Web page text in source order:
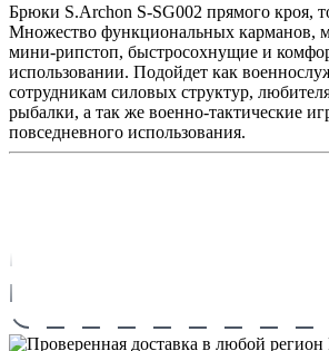
Брюки S.Archon S-SG002 прямого кроя,
Множество функциональных карманов,
мини-рипстоп, быстросохнущие и
использовании. Подойдет как
сотрудникам силовых структур,
рыбалки, а так же военно-тактические
повседневного использования.